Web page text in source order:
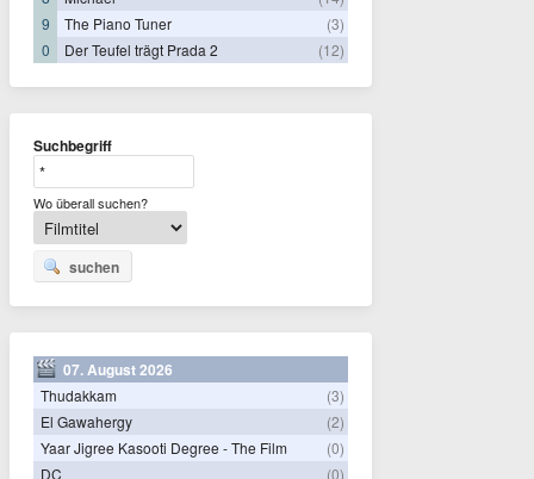
9
The Piano Tuner
(3)
0
Der Teufel trägt Prada 2 (12)
Suchbegriff
Wo überall suchen?
suchen
07. August 2026
Thudakkam
(3)
El Gawahergy
(2)
Yaar Jigree Kasooti Degree - The Film
(0)
DC
(0)